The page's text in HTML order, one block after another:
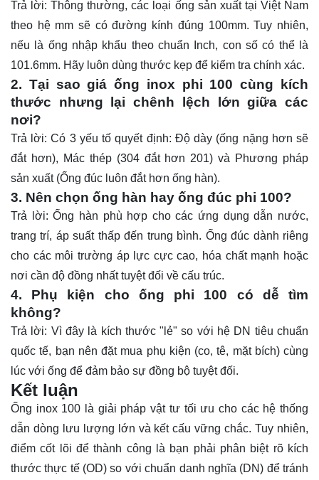
Trả lời: Thông thường, các loại ống sản xuất tại Việt Nam
theo hệ mm sẽ có đường kính đúng 100mm. Tuy nhiên,
nếu là ống nhập khẩu theo chuẩn Inch, con số có thể là
101.6mm. Hãy luôn dùng thước kẹp để kiểm tra chính xác.
2. Tại sao giá ống inox phi 100 cùng kích
thước nhưng lại chênh lệch lớn giữa các
nơi?
Trả lời: Có 3 yếu tố quyết định: Độ dày (ống nặng hơn sẽ
đắt hơn), Mác thép (304 đắt hơn 201) và Phương pháp
sản xuất (Ống đúc luôn đắt hơn ống hàn).
3. Nên chọn ống hàn hay ống đúc phi 100?
Trả lời: Ống hàn phù hợp cho các ứng dụng dẫn nước,
trang trí, áp suất thấp đến trung bình. Ống đúc dành riêng
cho các môi trường áp lực cực cao, hóa chất mạnh hoặc
nơi cần độ đồng nhất tuyệt đối về cấu trúc.
4. Phụ kiện cho ống phi 100 có dễ tìm
không?
Trả lời: Vì đây là kích thước "lẻ" so với hệ DN tiêu chuẩn
quốc tế, bạn nên đặt mua phụ kiện (co, tê, mặt bích) cùng
lúc với ống để đảm bảo sự đồng bộ tuyệt đối.
Kết luận
Ống inox 100 là giải pháp vật tư tối ưu cho các hệ thống
dẫn dòng lưu lượng lớn và kết cấu vững chắc. Tuy nhiên,
điểm cốt lõi để thành công là bạn phải phân biệt rõ kích
thước thực tế (OD) so với chuẩn danh nghĩa (DN) để tránh